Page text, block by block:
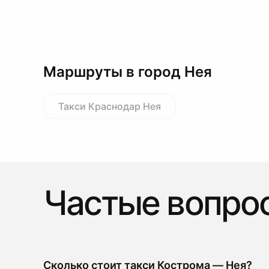
Маршруты в город Нея
Такси Краснодар Нея
Частые
Сколько стоит такси Кострома — Нея?